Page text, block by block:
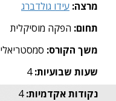
מרצה: עידו גולדברג
תחום: הפקה מוסיקלית
משך הקורס: סמסטריאלי
שעות שבועיות:4
נקודות אקדמיות:4